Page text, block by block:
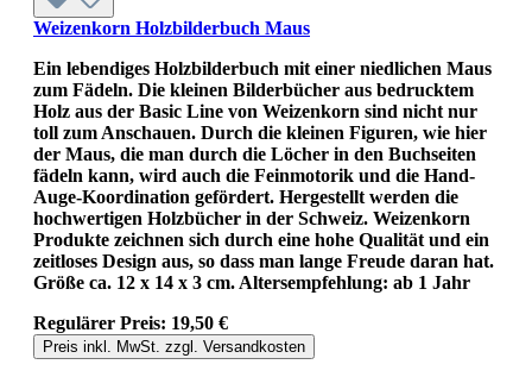
Weizenkorn Holzbilderbuch Maus
Ein lebendiges Holzbilderbuch mit einer niedlichen Maus
zum Fädeln. Die kleinen Bilderbücher aus bedrucktem
Holz aus der Basic Line von Weizenkorn sind nicht nur
toll zum Anschauen. Durch die kleinen Figuren, wie hier
der Maus, die man durch die Löcher in den Buchseiten
fädeln kann, wird auch die Feinmotorik und die Hand-
Auge-Koordination gefördert. Hergestellt werden die
hochwertigen Holzbücher in der Schweiz. Weizenkorn
Produkte zeichnen sich durch eine hohe Qualität und ein
zeitloses Design aus, so dass man lange Freude daran hat.
Größe ca. 12 x 14 x 3 cm. Altersempfehlung: ab 1 Jahr
Regulärer Preis: 19,50 €
Preis inkl. MwSt. zzgl. Versandkosten